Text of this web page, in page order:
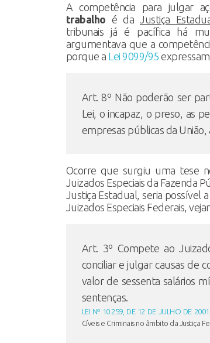
A competência para julgar
trabalho é da Justiça
tribunais já é pacífica há
argumentava que a
porque a Lei 9099/95
Art. 8º Não poderão ser
Lei, o incapaz, o preso, as
empresas públicas da União,
Ocorre que surgiu uma tese
Juizados Especiais da Fazenda
Justiça Estadual, seria possível
Juizados Especiais Federais,
Art. 3º Compete ao
conciliar e julgar causas de
valor de sessenta salários
sentenças.
LEI Nº 10.259, DE 12 DE JULHO DE 2001
Cíveis e Criminais no âmbito da Justiça